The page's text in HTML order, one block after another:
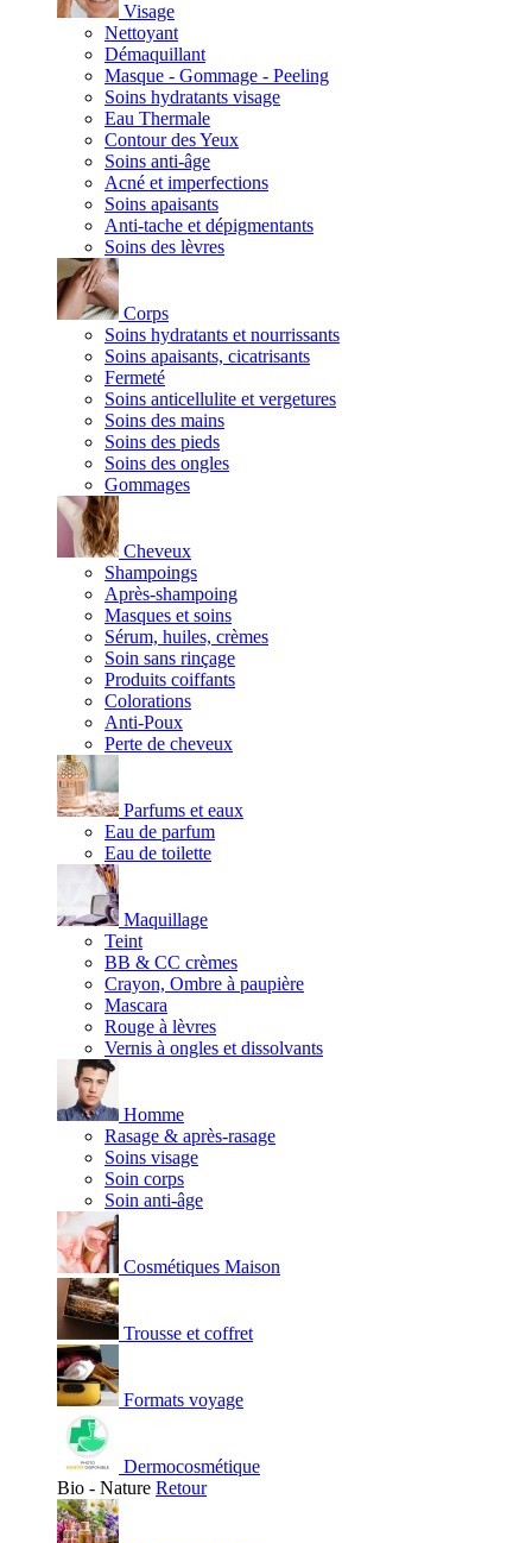
Visage
Nettoyant
Démaquillant
Masque - Gommage - Peeling
Soins hydratants visage
Eau Thermale
Contour des Yeux
Soins anti-âge
Acné et imperfections
Soins apaisants
Anti-tache et dépigmentants
Soins des lèvres
Corps
Soins hydratants et nourrissants
Soins apaisants, cicatrisants
Fermeté
Soins anticellulite et vergetures
Soins des mains
Soins des pieds
Soins des ongles
Gommages
Cheveux
Shampoings
Après-shampoing
Masques et soins
Sérum, huiles, crèmes
Soin sans rinçage
Produits coiffants
Colorations
Anti-Poux
Perte de cheveux
Parfums et eaux
Eau de parfum
Eau de toilette
Maquillage
Teint
BB & CC crèmes
Crayon, Ombre à paupière
Mascara
Rouge à lèvres
Vernis à ongles et dissolvants
Homme
Rasage & après-rasage
Soins visage
Soin corps
Soin anti-âge
Cosmétiques Maison
Trousse et coffret
Formats voyage
Dermocosmétique
Bio - Nature Retour